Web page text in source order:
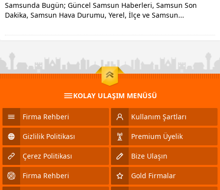
Samsunda Bugün; Güncel Samsun Haberleri, Samsun Son
Dakika, Samsun Hava Durumu, Yerel, İlçe ve Samsun...
KOLAY ULAŞIM MENÜSÜ
Firma Rehberi Kullanım Şartları
Gizlilik Politikası Premium Üyelik
Çerez Politikası Bize Ulaşın
Firma Rehberi Gold Firmalar